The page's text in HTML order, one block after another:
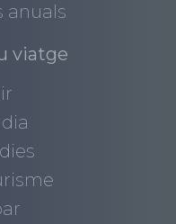
anuals
viatge